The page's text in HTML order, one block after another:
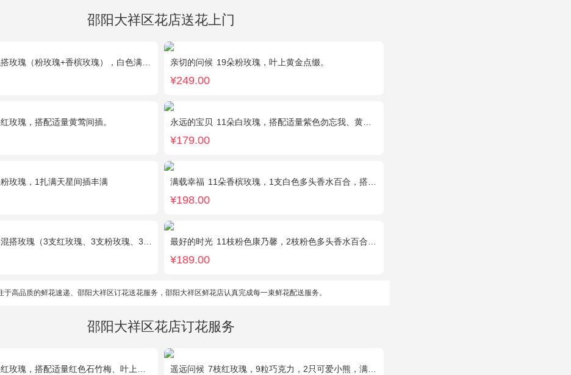
邵阳大祥区花店送花上门
玫瑰（粉玫瑰+香槟玫瑰），白色满天星环绕 亲切的问候 19朵粉玫瑰，叶上黄金点缀。
¥249.00
玫瑰，搭配适量黄莺间插。 永远的宝贝 11朵白玫瑰，搭配适量紫色勿忘我、黄莺、栀子叶间插。
¥179.00
玫瑰，1扎满天星间插丰满 满载幸福 11朵香槟玫瑰，1支白色多头香水百合，搭配桔梗、黄莺。
¥198.00
3支红玫瑰、3支粉玫瑰、3支白玫瑰、2支香槟玫瑰），搭配适量黄莺、栀子叶，随机赠送1只可爱小熊。 最好的时光 11枝粉色康乃馨，2枝粉色多头香水百合，栀子叶适量
¥189.00
于高品质的鲜花速递、邵阳大祥区订花送花服务，邵阳大祥区鲜花店认真完成每一束鲜花配送服务。
邵阳大祥区花店订花服务
玫瑰，搭配适量红色石竹梅、叶上黄金间插。 遥远问候 7枝红玫瑰，9粒巧克力，2只可爱小熊，满天星、绿叶周围点缀；巧克力选择高端品牌（德芙、金莎、费列罗等），具体以当地市场为准，小熊以实物为准。